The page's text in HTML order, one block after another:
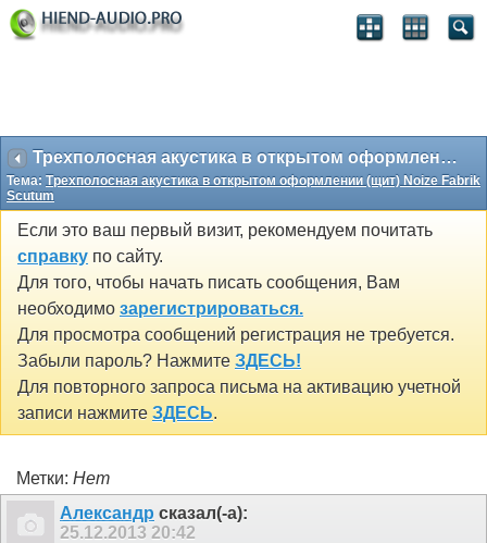
Трехполосная акустика в открытом оформлении (щит) Noize Fabrik Scutum
Тема: Трехполосная акустика в открытом оформлении (щит) Noize Fabrik
Scutum
Если это ваш первый визит, рекомендуем почитать
справку по сайту.
Для того, чтобы начать писать сообщения, Вам
необходимо зарегистрироваться.
Для просмотра сообщений регистрация не требуется.
Забыли пароль? Нажмите ЗДЕСЬ!
Для повторного запроса письма на активацию учетной
записи нажмите ЗДЕСЬ.
Метки: Нет
Александр сказал(-а):
25.12.2013 20:42